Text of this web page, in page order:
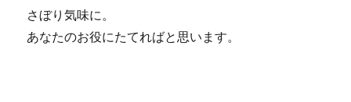
さぼり気味に。
あなたのお役にたてればと思います。